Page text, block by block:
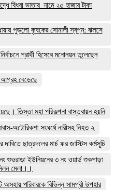
বিধবা ভাতার নামে ২৫ হাজার টাকা
পুড়লো কৃষকের সোনালী স্বপ্ন: ঝলসে
প্রার্থী হিসেবে মনোনয়ন তুলেছেন
আগ্রহ বেড়েছে
তিস্তা মহা পরিকল্পনা বাস্তবায়ন হয়নি
অটোরিকশা সংঘর্ষে নারীসহ নিহত ২
দাবিতে ছাত্রদলের মার্চ ফর জাস্টিস কর্মসূচি
ইউনিয়নের ৩ নং ওয়ার্ড শুকপাড়া
মেলা।।
অসহায় পরিবারকে বিভিন্ন সামগ্রী উপহার